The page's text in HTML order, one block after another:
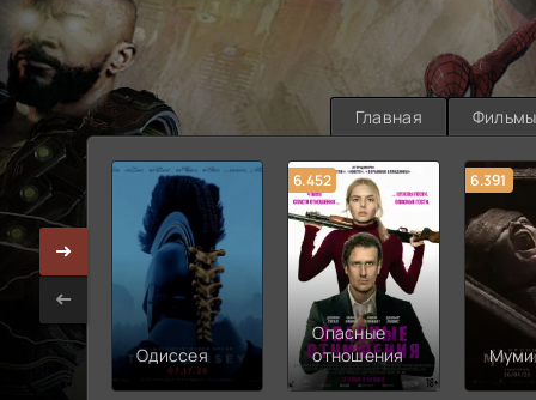
Главная Фильмы
Одиссея
6.452
Опасные
отношения
6.391